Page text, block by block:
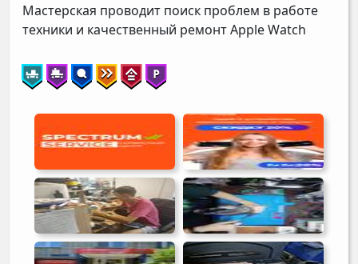
Мастерская проводит поиск проблем в работе
техники и качественный ремонт Apple Watch